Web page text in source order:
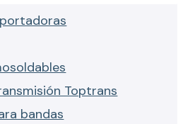
Toptrans
bandas